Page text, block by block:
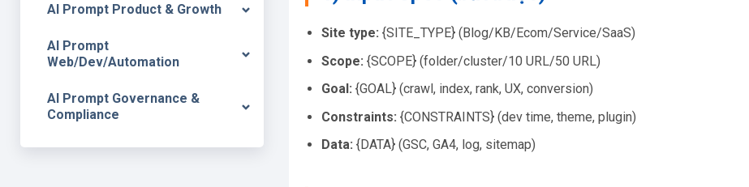
AI Prompt Product & Growth
AI Prompt
Web/Dev/Automation
AI Prompt Governance &
Compliance
Site type: {SITE_TYPE} (Blog/KB/Ecom/Service/SaaS)
Scope: {SCOPE} (folder/cluster/10 URL/50 URL)
Goal: {GOAL} (crawl, index, rank, UX, conversion)
Constraints: {CONSTRAINTS} (dev time, theme, plugin)
Data: {DATA} (GSC, GA4, log, sitemap)